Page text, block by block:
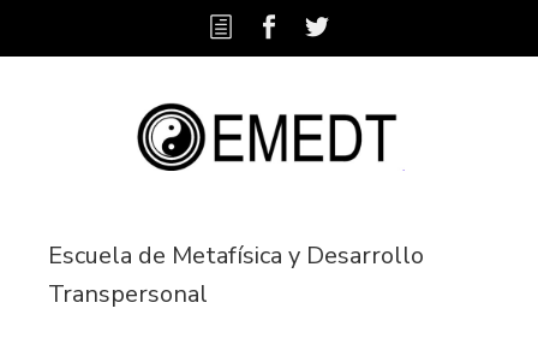
Escuela de Metafísica y Desarrollo
Transpersonal